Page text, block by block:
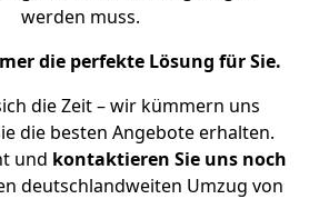
werden muss.
die perfekte Lösung für Sie.
die Zeit – wir kümmern uns
die besten Angebote erhalten.
und kontaktieren Sie uns noch
deutschlandweiten Umzug von